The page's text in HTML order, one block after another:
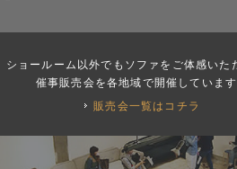
ショールーム以外でもソファをご体感いた
催事販売会を各地域で開催しています
販売会一覧はコチラ